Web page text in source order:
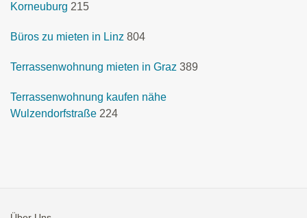
Korneuburg 215
Büros zu mieten in Linz 804
Terrassenwohnung mieten in Graz 389
Terrassenwohnung kaufen nähe
Wulzendorfstraße 224